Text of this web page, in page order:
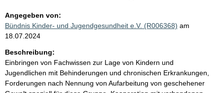
Angegeben von:
Bündnis Kinder- und Jugendgesundheit e.V. (R006368) am
18.07.2024
Beschreibung:
Einbringen von Fachwissen zur Lage von Kindern und
Jugendlichen mit Behinderungen und chronischen Erkrankungen,
Forderungen nach Nennung von Aufarbeitung von geschehener